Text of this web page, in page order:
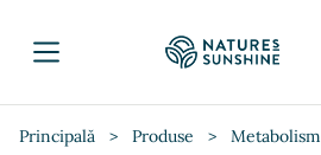
Principală > Produse > Metabolism